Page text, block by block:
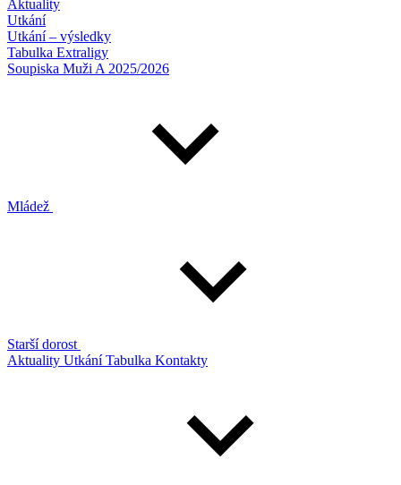
Aktuality
Utkání
Utkání – výsledky
Tabulka Extraligy
Soupiska Muži A 2025/2026
Mládež
Starší dorost
Aktuality UtkáníTabulka Kontakty